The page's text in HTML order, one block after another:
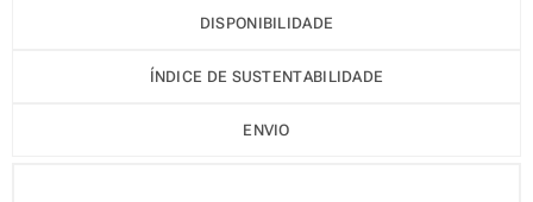
DISPONIBILIDADE
ÍNDICE DE SUSTENTABILIDADE
ENVIO